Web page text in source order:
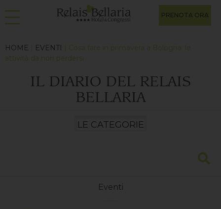
PRENOTA ORA
HOME | EVENTI | Cosa fare in primavera a Bologna: le
attività da non perdersi
IL DIARIO DEL RELAIS
BELLARIA
Eventi